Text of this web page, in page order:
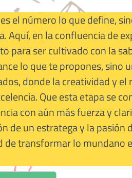
el número lo que define,
Aquí, en la confluencia de
para ser cultivado con la
lo que te propones, sino
donde la creatividad y el
Que esta etapa se
con aún más fuerza y
de un estratega y la pasión
de transformar lo mundano